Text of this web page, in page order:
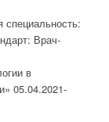
специальность:
Врач-
в
05.04.2021-